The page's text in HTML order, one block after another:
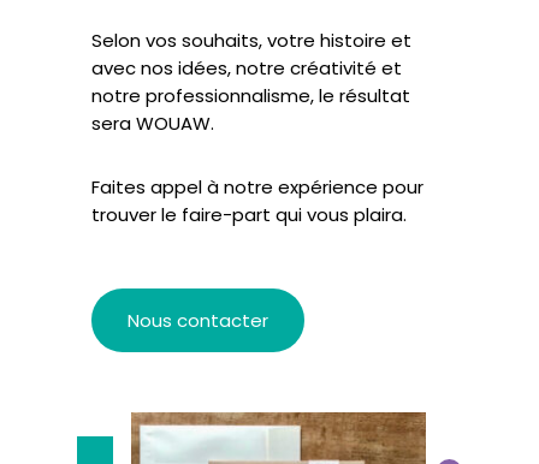
Selon vos souhaits, votre histoire et
avec nos idées, notre créativité et
notre professionnalisme, le résultat
sera WOUAW.
Faites appel à notre expérience pour
trouver le faire-part qui vous plaira.
Nous contacter